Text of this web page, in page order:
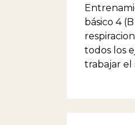
básico 4
todos los
trabajar el